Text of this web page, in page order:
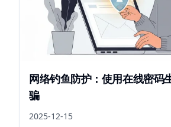
网络钓鱼防护：使用在线密码
骗
2025-12-15